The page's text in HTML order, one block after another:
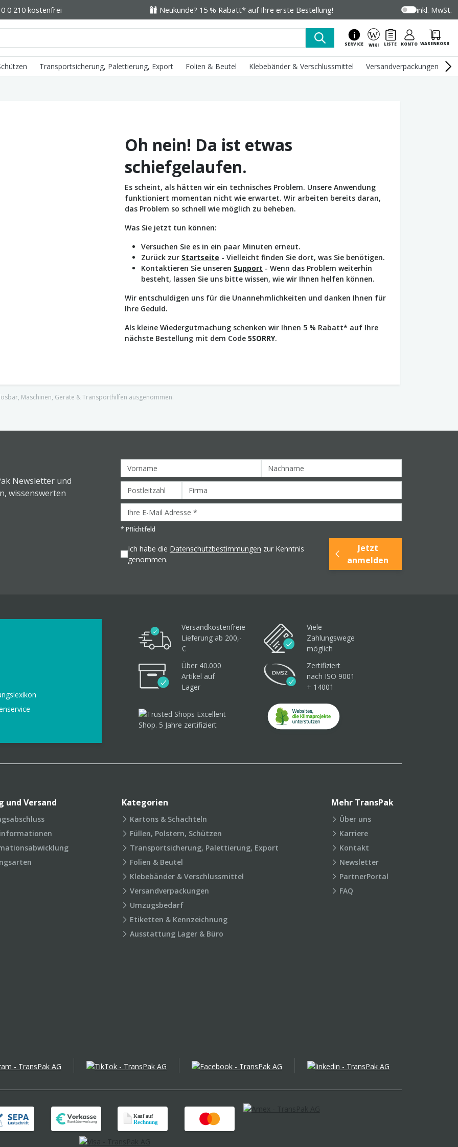
0 210 kostenfrei Neukunde? 15 % Rabatt* auf Ihre erste Bestellung! inkl. MwSt.
SERVICE WIKI LISTE KONTO WARENKORB
Transportsicherung, Palettierung, Export Folien & Beutel Klebebänder & Verschlussmittel Versandverpackungen
Oh nein! Da ist etwas
schiefgelaufen.
Es scheint, als hätten wir ein technisches Problem. Unsere Anwendung
funktioniert momentan nicht wie erwartet. Wir arbeiten bereits daran,
das Problem so schnell wie möglich zu beheben.
Was Sie jetzt tun können:
Versuchen Sie es in ein paar Minuten erneut.
Zurück zur Startseite - Vielleicht finden Sie dort, was Sie benötigen.
Kontaktieren Sie unseren Support - Wenn das Problem weiterhin
besteht, lassen Sie uns bitte wissen, wie wir Ihnen helfen können.
Wir entschuldigen uns für die Unannehmlichkeiten und danken Ihnen für
Ihre Geduld.
Als kleine Wiedergutmachung schenken wir Ihnen 5 % Rabatt* auf Ihre
nächste Bestellung mit dem Code 5SORRY.
Maschinen, Geräte & Transporthilfen ausgenommen.
Newsletter und
wissenswerten
* Pflichtfeld
Ich habe die Datenschutzbestimmungen zur Kenntnis
genommen.
Jetzt
anmelden
Versandkostenfreie
Lieferung ab 200,-
€
Viele
Zahlungswege
möglich
Über 40.000
Artikel auf
Lager
Zertifiziert
nach ISO 9001
+ 14001
und Versand Kategorien
Kartons & Schachteln
Füllen, Polstern, Schützen
Transportsicherung, Palettierung, Export
Folien & Beutel
Klebebänder & Verschlussmittel
Versandverpackungen
Umzugsbedarf
Etiketten & Kennzeichnung
Ausstattung Lager & Büro
Mehr TransPak
Über uns
Karriere
Kontakt
Newsletter
PartnerPortal
FAQ